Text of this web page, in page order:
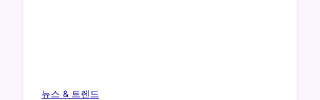
뉴스 & 트렌드